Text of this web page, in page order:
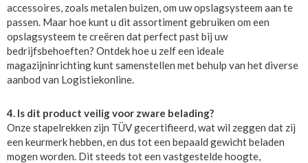
accessoires, zoals metalen buizen, om uw opslagsysteem aan te
passen. Maar hoe kunt u dit assortiment gebruiken om een
opslagsysteem te creëren dat perfect past bij uw
bedrijfsbehoeften? Ontdek hoe u zelf een ideale
magazijninrichting kunt samenstellen met behulp van het diverse
aanbod van Logistiekonline.
4. Is dit product veilig voor zware belading?
Onze stapelrekken zijn TÜV gecertifieerd, wat wil zeggen dat zij
een keurmerk hebben, en dus tot een bepaald gewicht beladen
mogen worden. Dit steeds tot een vastgestelde hoogte,